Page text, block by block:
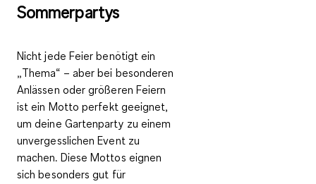
Sommerpartys
Nicht jede Feier benötigt ein
„Thema“ – aber bei besonderen
Anlässen oder größeren Feiern
ist ein Motto perfekt geeignet,
um deine Gartenparty zu einem
unvergesslichen Event zu
machen. Diese Mottos eignen
sich besonders gut für